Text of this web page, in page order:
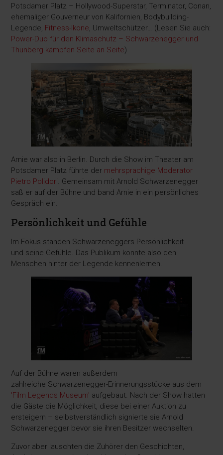
Potsdamer Platz – Hollywood-Superstar, Terminator, Conan,
ehemaliger Gouverneur von Kalifornien, Bodybuilding-
Legende, Fitness-Ikone, Umweltschützer… (Lesen Sie auch:
Power-Duo für den Klimaschutz – Schwarzenegger und
Thunberg kämpfen Seite an Seite)
Arnie war also in Berlin. Durch die Show im Theater am
Potsdamer Platz führte der mehrsprachige Moderator
Pietro Polidori. Gemeinsam mit Arnold Schwarzenegger
saß er auf der Bühne und band Arnie in ein persönliches
Gespräch ein.
Persönlichkeit und Gefühle
Im Fokus standen Schwarzeneggers Persönlichkeit
und seine Gefühle. Das Publikum konnte also den
Menschen hinter der Legende kennenlernen.
Auf der Bühne waren außerdem
zahlreiche Schwarzenegger-Erinnerungsstücke aus dem
'Film Legends Museum' aufgebaut. Nach der Show hatten
die Gäste die Möglichkeit, diese bei einer Auktion zu
ersteigern – selbstverständlich signierte sie Arnold
Schwarzenegger bevor sie ihren Besitzer wechselten.
Zuvor aber lauschten die Zuhörer den Geschichten,